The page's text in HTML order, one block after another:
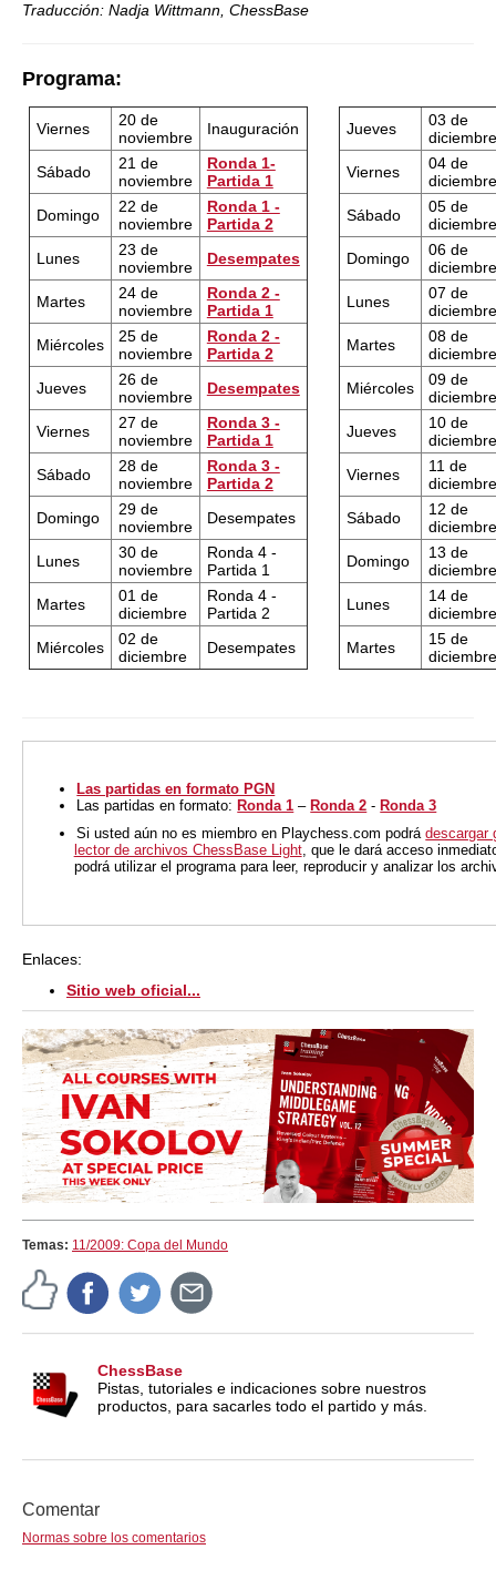
Traducción: Nadja Wittmann, ChessBase
Programa:
Viernes
20 de
noviembre
Inauguración
Sábado
21 de
noviembre
Ronda 1-
Partida 1
Domingo
22 de
noviembre
Ronda 1 -
Partida 2
Lunes
23 de
noviembre
Desempates
Martes
24 de
noviembre
Ronda 2 -
Partida 1
Miércoles
25 de
noviembre
Ronda 2 -
Partida 2
Jueves
26 de
noviembre
Desempates
Viernes
27 de
noviembre
Ronda 3 -
Partida 1
Sábado
28 de
noviembre
Ronda 3 -
Partida 2
Domingo
29 de
noviembre
Desempates
Lunes
30 de
noviembre
Ronda 4 -
Partida 1
Martes
01 de
diciembre
Ronda 4 -
Partida 2
Miércoles
02 de
diciembre
Desempates
Jueves
03 de
diciembre
Viernes
04 de
diciembre
Sábado
05 de
diciembre
Domingo
06 de
diciembre
Lunes
07 de
diciembre
Martes
08 de
diciembre
Miércoles
09 de
diciembre
Jueves
10 de
diciembre
Viernes
11 de
diciembre
Sábado
12 de
diciembre
Domingo
13 de
diciembre
Lunes
14 de
diciembre
Martes
15 de
diciembre
Las partidas en formato PGN
Las partidas en formato: Ronda 1 – Ronda 2 - Ronda 3
Si usted aún no es miembro en Playchess.com podrádescargar
lector de archivos ChessBase Light, que le dará acceso
podrá utilizar el programa para leer, reproducir y analizar los
Enlaces:
Sitio web oficial...
Temas: 11/2009: Copa del Mundo
ChessBase
Pistas, tutoriales e indicaciones sobre nuestros
productos, para sacarles todo el partido y más.
Comentar
Normas sobre los comentarios